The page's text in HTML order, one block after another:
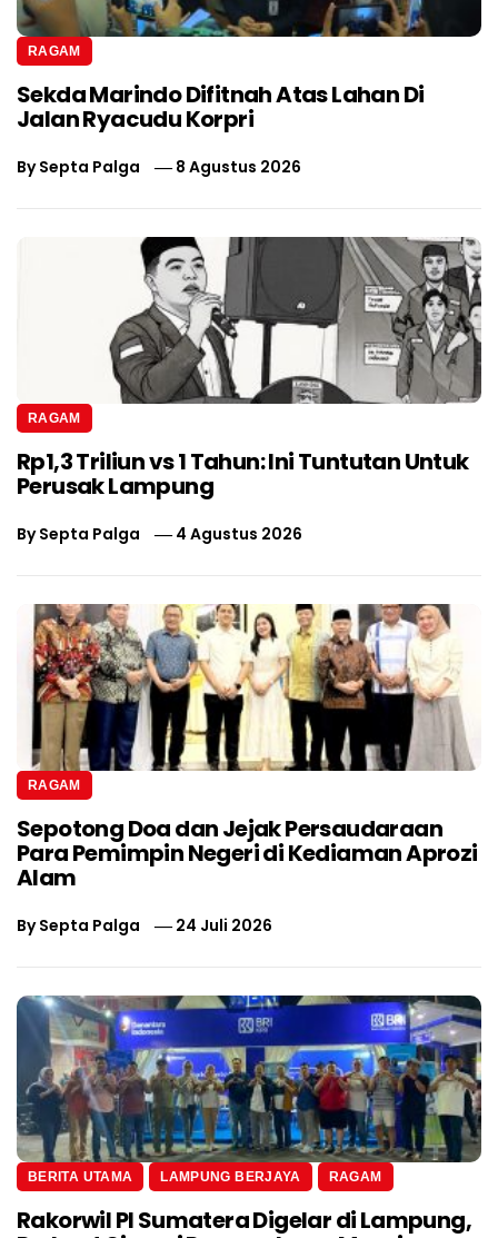
RAGAM
Sekda Marindo Difitnah Atas Lahan Di
Jalan Ryacudu Korpri
BySepta Palga 8 Agustus 2026
RAGAM
Rp1,3 Triliun vs 1 Tahun: Ini Tuntutan Untuk
Perusak Lampung
BySepta Palga 4 Agustus 2026
RAGAM
Sepotong Doa dan Jejak Persaudaraan
Para Pemimpin Negeri di Kediaman Aprozi
Alam
BySepta Palga 24 Juli 2026
BERITA UTAMA LAMPUNG BERJAYA RAGAM
Rakorwil PI Sumatera Digelar di Lampung,